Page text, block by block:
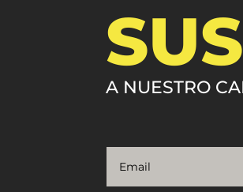
A NUESTRO